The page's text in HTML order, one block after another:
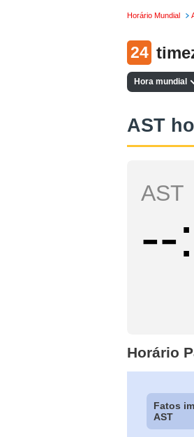
Horário Mundial
24
Hora mundial
AST
AST
--
Horário
Fatos
AST